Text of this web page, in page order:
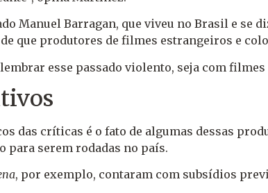
Manuel Barragan, que viveu no Brasil e se
que produtores de filmes estrangeiros e
esse passado violento, seja com
das críticas é o fato de algumas dessas
para serem rodadas no país.
, por exemplo, contaram com subsídios